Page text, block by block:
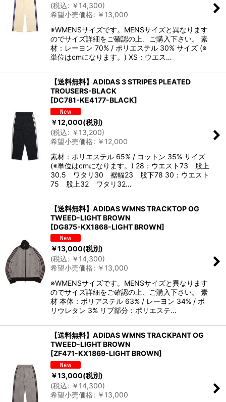
(税込: ￥ 14,300)
希望小売価格: ￥ 13,000
※WMENSサイズです。MENSサイズと異なります
のでサイズ詳細をご確認の上、ご購入下さい。 素
材：レーヨン 70% / ポリエステル 30% サイズ (※
単位はcmになります。) XS：ウエス…
【送料無料】ADIDAS 3 STRIPES PLEATED
TROUSERS-BLACK
[DC781-KE4177-BLACK]
￥12,000(税別)
(税込: ￥ 13,200)
希望小売価格: ￥ 12,000
素材：ポリエステル 65% / コットン 35% サイズ
(※単位はcmになります。) 28：ウエスト73 股上
30.5 ワタリ30 裾幅23 股下78 30：ウエスト
75 股上32 ワタリ32…
【送料無料】ADIDAS WMNS TRACKTOP OG
TWEED-LIGHT BROWN
[DG875-KX1868-LIGHT BROWN]
￥13,000(税別)
(税込: ￥ 14,300)
希望小売価格: ￥ 13,000
※WMENSサイズです。MENSサイズと異なります
のでサイズ詳細をご確認の上、ご購入下さい。 素
材 本体：ポリアステル 63% / レーヨン 34% / ポ
リウレタン 3% リブ部分：ポリエステ…
【送料無料】ADIDAS WMNS TRACKPANT OG
TWEED-LIGHT BROWN
[ZF471-KX1869-LIGHT BROWN]
￥13,000(税別)
(税込: ￥ 14,300)
希望小売価格: ￥ 13,000